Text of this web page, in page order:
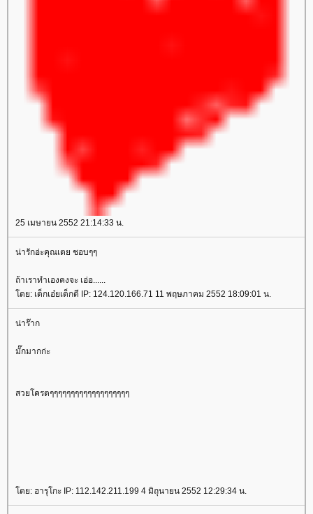
25 เมษายน 2552 21:14:33 น.
น่ารักอ่ะคุณเตย ชอบๆๆ
ถ้าเราทำเองคงจะ เอ่อ......
โดย: เด็กเอ๋ยเด็กดี IP: 124.120.166.71 11 พฤษภาคม 2552 18:09:01 น.
น่าร๊าก
มั๊กมากก่ะ
สวยโครตๆๆๆๆๆๆๆๆๆๆๆๆๆๆๆๆๆๆๆ
โดย: ฮารุโกะ IP: 112.142.211.199 4 มิถุนายน 2552 12:29:34 น.